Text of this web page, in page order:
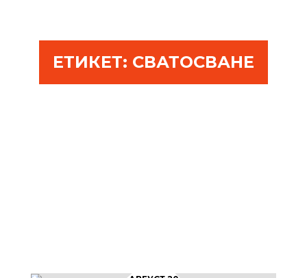
ЕТИКЕТ: СВАТОСВАНЕ